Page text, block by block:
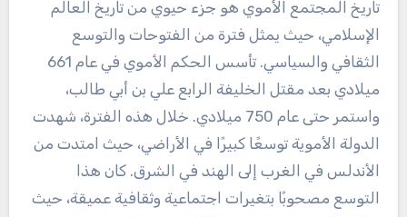
تاريخ المجتمع الأموي هو جزء حيوي من تاريخ العالم
الإسلامي، حيث يمثل فترة من الفتوحات والتوسع
الثقافي والسياسي. تأسس الحكم الأموي في عام 661
ميلادي بعد مقتل الخليفة الرابع علي بن أبي طالب،
واستمر حتى عام 750 ميلادي. خلال هذه الفترة، شهدت
الدولة الأموية توسعًا كبيرًا في الأراضي، حيث امتدت من
الأندلس في الغرب إلى الهند في الشرق. كان هذا
التوسع مصحوبًا بتغيرات اجتماعية وثقافية عميقة، حيث